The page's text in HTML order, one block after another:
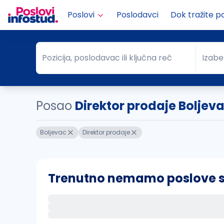
Poslovi Poslodavci Dok tražite
Pozicija, poslodavac ili ključna reč
Pozicija, poslodavac ili ključna reč Grad
Posao Direktor prodaje
Boljevac Direktor prodaje
Trenutno nemamo poslove